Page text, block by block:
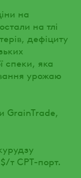
на
на тлі
дефіциту
спеки, яка
урожаю
GrainTrade,
т СРТ-порт.